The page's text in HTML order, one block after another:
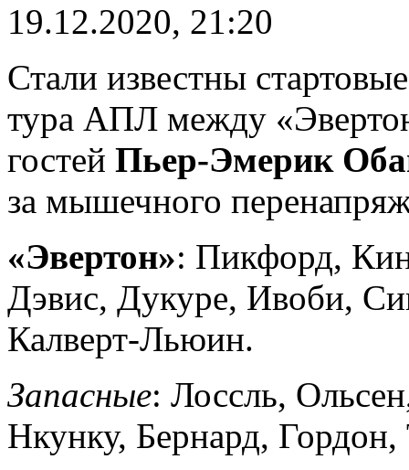
19.12.2020, 21:20
Стали известны
тура АПЛ между
гостей Пьер-Эмерик
за мышечного
«Эвертон»: Пикфорд,
Дэвис, Дукуре, Ивоби,
Калверт-Льюин.
Запасные: Лоссль,
Нкунку, Бернард, Гордон,